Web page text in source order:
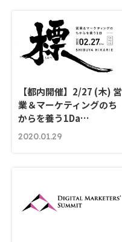
【都内開催】2/27 (木) 営
業＆マーケティングのち
からを養う1Da…
2020.01.29